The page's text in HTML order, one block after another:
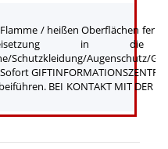
/ heißen Oberflächen
in die
Schutzkleidung/Augenschutz/
BEI KONTAKT MIT DER